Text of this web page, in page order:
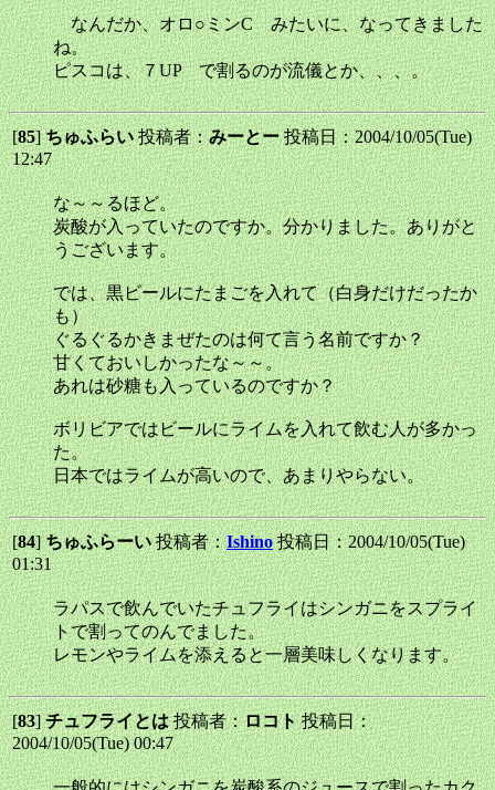
なんだか、オロ○ミンC みたいに、なってきました
ね。
ピスコは、７UP で割るのが流儀とか、、、。
[85]ちゅふらい投稿者：みーとー投稿日：2004/10/05(Tue)
12:47
な～～るほど。
炭酸が入っていたのですか。分かりました。ありがと
うございます。
では、黒ビールにたまごを入れて（白身だけだったか
も）
ぐるぐるかきまぜたのは何て言う名前ですか？
甘くておいしかったな～～。
あれは砂糖も入っているのですか？
ボリビアではビールにライムを入れて飲む人が多かっ
た。
日本ではライムが高いので、あまりやらない。
[84]ちゅふらーい投稿者：Ishino 投稿日：2004/10/05(Tue)
01:31
ラパスで飲んでいたチュフライはシンガニをスプライ
トで割ってのんでました。
レモンやライムを添えると一層美味しくなります。
[83]チュフライとは投稿者：ロコト投稿日：
2004/10/05(Tue) 00:47